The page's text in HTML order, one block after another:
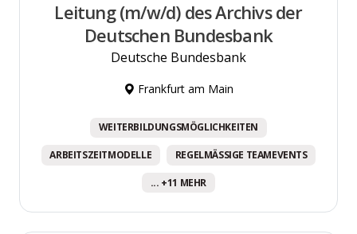
Leitung (m/w/d) des Archivs der
Deutschen Bundesbank
Deutsche Bundesbank
Frankfurt am Main
WEITERBILDUNGSMÖGLICHKEITEN
ARBEITSZEITMODELLE REGELMÄSSIGE TEAMEVENTS
... +11 MEHR